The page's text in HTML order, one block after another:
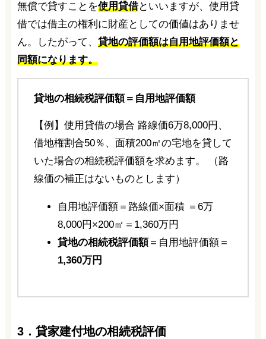
無償で貸すことを使用貸借といいますが、使用貸
借では借主の権利に財産としての価値はありませ
ん。したがって、 貸地の評価額は自用地評価額と
同額になります。
貸地の相続税評価額＝自用地評価額
【例】使用貸借の場合 路線価6万8,000円、
借地権割合50％、面積200㎡の宅地を貸して
いた場合の相続税評価額を求めます。 （路
線価の補正はないものとします）
自用地評価額＝路線価×面積 ＝6万
8,000円×200㎡＝1,360万円
貸地の相続税評価額＝自用地評価額＝
1,360万円
3．貸家建付地の相続税評価